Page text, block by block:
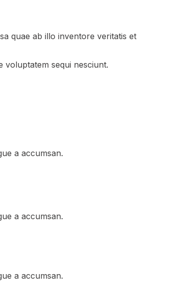
quae ab illo inventore veritatis et
voluptatem sequi nesciunt.
a accumsan.
a accumsan.
a accumsan.